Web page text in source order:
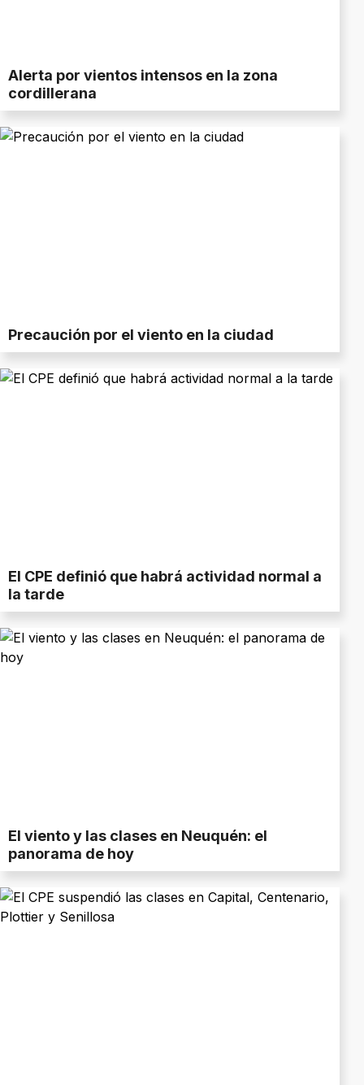
Alerta por vientos intensos en la zona
cordillerana
Precaución por el viento en la ciudad
El CPE definió que habrá actividad normal a
la tarde
El viento y las clases en Neuquén: el
panorama de hoy